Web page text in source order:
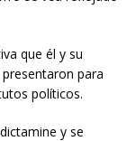
que él y su
para
políticos.
y se